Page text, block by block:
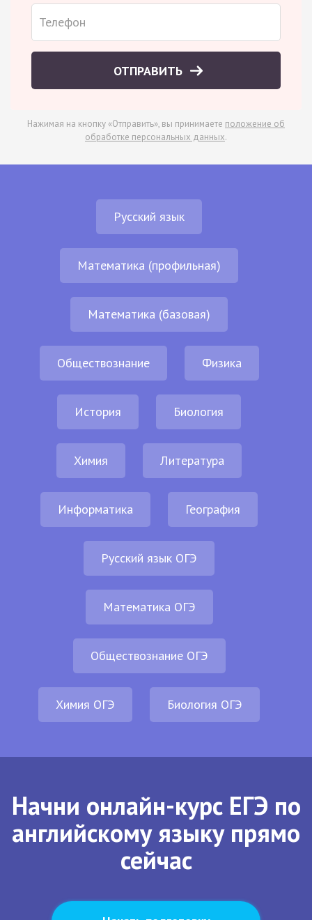
ОТПРАВИТЬ
Нажимая на кнопку «Отправить», вы принимаете положение об
обработке персональных данных.
Русский язык
Математика (профильная)
Математика (базовая)
Обществознание Физика
История Биология
Химия Литература
Информатика География
Русский язык ОГЭ
Математика ОГЭ
Обществознание ОГЭ
Химия ОГЭ Биология ОГЭ
Начни онлайн-курс ЕГЭ по
английскому языку прямо
сейчас